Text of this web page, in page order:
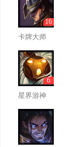
卡牌大师
16
星界游神
6